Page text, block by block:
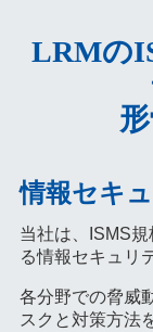
LRMの
情報セキ
当社は、ISMS
る情報セキュリ
各分野での脅威
スクと対策方法